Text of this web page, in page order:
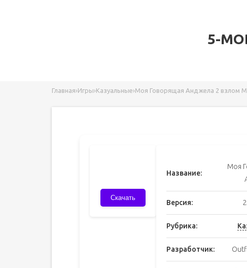
5-
Главная›Игры›Казуальные›Моя Говорящая Анджела 2 взлом
Скачать
Название:
Моя
Версия:
Рубрика:
Разработчик: